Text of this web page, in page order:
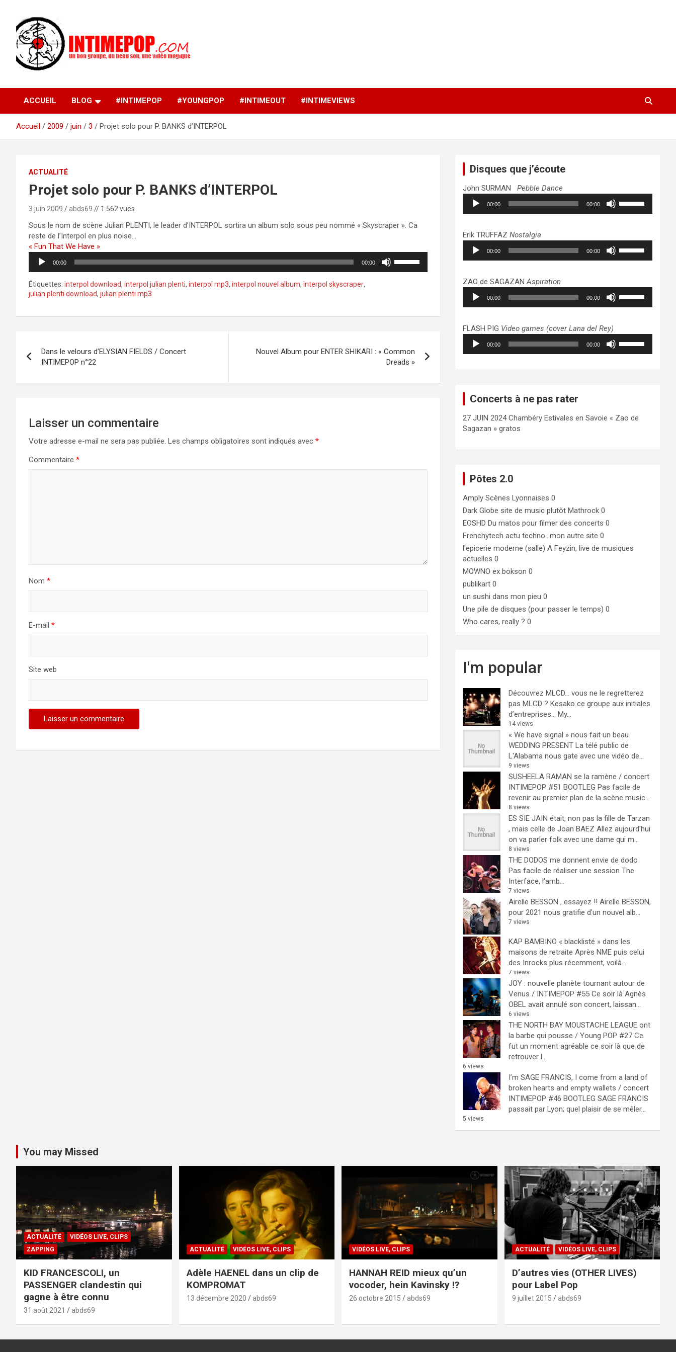
contenu
intimepop.com
musiques actuelles pop rock, post-rock, indé sur Lyon. rock pop
concert lyon
ACCUEIL BLOG #INTIMEPOP #YOUNGPOP #INTIMEOUT #INTIMEVIEWS
Accueil 2009 juin 3 Projet solo pour P. BANKS d’INTERPOL
ACTUALITÉ
Projet solo pour P. BANKS d’INTERPOL
3 juin 2009 abds69 // 1 562 vues
Sous le nom de scène Julian PLENTI, le leader d’INTERPOL sortira un album solo sous peu nommé « Skyscraper ». Ca
reste de l’Interpol en plus noise…
« Fun That We Have »
Lecteur
audio
00:00 00:00
volume.
Étiquettes: interpol download, interpol julian plenti, interpol mp3, interpol nouvel album, interpol skyscraper,
julian plenti download, julian plenti mp3
de
l’article
Dans le velours d’ELYSIAN FIELDS / Concert
INTIMEPOP n°22
Nouvel Album pour ENTER SHIKARI : « Common
Dreads »
Laisser un commentaire
Votre adresse e-mail ne sera pas publiée. Les champs obligatoires sont indiqués avec *
Commentaire *
Nom *
E-mail *
Site web
Disques que j’écoute
John SURMANPebble Dance
Lecteur
audio
00:00 00:00
pour
augmenter
ou
volume.
Erik TRUFFAZNostalgia
Lecteur
audio
00:00 00:00
pour
augmenter
ou
volume.
ZAO de SAGAZANAspiration
Lecteur
audio
00:00 00:00
pour
augmenter
ou
FLASH PIG Video games (cover Lana del Rey)
Lecteur
audio
00:00 00:00
haut/bas
le
Concerts à ne pas rater
27 JUIN 2024 Chambéry Estivales en Savoie « Zao de
Sagazan » gratos
Pôtes 2.0
Amply Scènes Lyonnaises 0
Dark Globe site de music plutôt Mathrock 0
EOSHD Du matos pour filmer des concerts 0
Frenchytech actu techno…mon autre site 0
l'epicerie moderne (salle) A Feyzin, live de musiques
actuelles 0
MOWNO ex bokson 0
publikart 0
un sushi dans mon pieu 0
Une pile de disques (pour passer le temps) 0
Who cares, really ? 0
I'm popular
Découvrez MLCD… vous ne le regretterez
pas MLCD ? Kesako ce groupe aux initiales
d’entreprises… My...
14 views
« We have signal » nous fait un beau
WEDDING PRESENT La télé public de
L'Alabama nous gate avec une vidéo de...
9 views
SUSHEELA RAMAN se la ramène / concert
INTIMEPOP #51 BOOTLEG Pas facile de
revenir au premier plan de la scène music...
8 views
ES SIE JAIN était, non pas la fille de Tarzan
, mais celle de Joan BAEZ Allez aujourd'hui
on va parler folk avec une dame qui m...
8 views
THE DODOS me donnent envie de dodo
Pas facile de réaliser une session The
Interface, l'amb...
7 views
Airelle BESSON , essayez !! Airelle BESSON,
pour 2021 nous gratifie d'un nouvel alb...
7 views
KAP BAMBINO « blacklisté » dans les
maisons de retraite Après NME puis celui
des Inrocks plus récemment, voilà...
7 views
JOY : nouvelle planète tournant autour de
Venus / INTIMEPOP #55 Ce soir là Agnès
OBEL avait annulé son concert, laissan...
6 views
THE NORTH BAY MOUSTACHE LEAGUE ont
la barbe qui pousse / Young POP #27 Ce
fut un moment agréable ce soir là que de
retrouver l...
6 views
I’m SAGE FRANCIS, I come from a land of
broken hearts and empty wallets / concert
INTIMEPOP #46 BOOTLEG SAGE FRANCIS
passait par Lyon; quel plaisir de se mêler...
5 views
You may Missed
ACTUALITÉ
VIDÉOS LIVE, CLIPS
ZAPPING
KID FRANCESCOLI, un
PASSENGER clandestin qui
gagne à être connu
31 août 2021 abds69
ACTUALITÉ VIDÉOS LIVE, CLIPS
Adèle HAENEL dans un clip de
KOMPROMAT
13 décembre 2020 abds69
VIDÉOS LIVE, CLIPS
HANNAH REID mieux qu’un
vocoder, hein Kavinsky !?
26 octobre 2015 abds69
ACTUALITÉ VIDÉOS LIVE, CLIPS
D’autres vies (OTHER LIVES)
pour Label Pop
9 juillet 2015 abds69